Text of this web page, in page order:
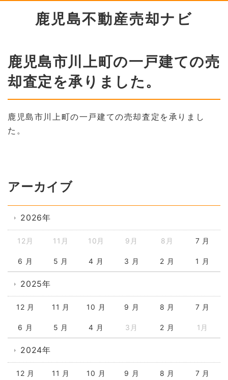
鹿児島不動産売却ナビ
鹿児島市川上町の一戸建ての売
却査定を承りました。
鹿児島市川上町の一戸建ての売却査定を承りまし
た。
アーカイブ
2026年
12月 11月 10月 9月 8月 7 月
6 月 5 月 4 月 3 月 2 月 1 月
2025年
12 月 11 月 10 月 9 月 8 月 7 月
6 月 5 月 4 月 3月 2 月 1月
2024年
12 月 11 月 10 月 9 月 8 月 7 月